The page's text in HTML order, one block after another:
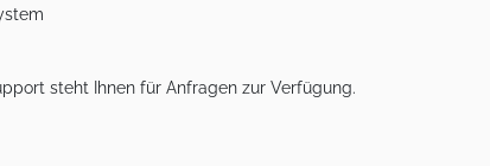
steht Ihnen für Anfragen zur Verfügung.